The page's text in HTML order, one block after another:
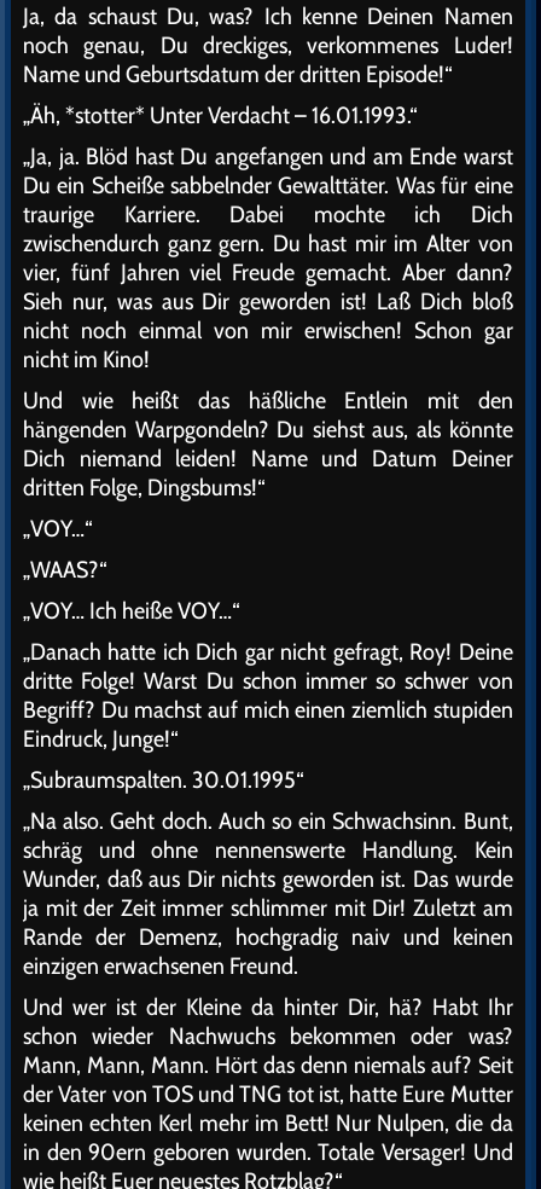
Ja, da schaust Du, was? Ich kenne Deinen Namen
noch genau, Du dreckiges, verkommenes Luder!
Name und Geburtsdatum der dritten Episode!“
„Äh, *stotter* Unter Verdacht – 16.01.1993.“
„Ja, ja. Blöd hast Du angefangen und am Ende warst
Du ein Scheiße sabbelnder Gewalttäter. Was für eine
traurige Karriere. Dabei mochte ich Dich
zwischendurch ganz gern. Du hast mir im Alter von
vier, fünf Jahren viel Freude gemacht. Aber dann?
Sieh nur, was aus Dir geworden ist! Laß Dich bloß
nicht noch einmal von mir erwischen! Schon gar
nicht im Kino!
Und wie heißt das häßliche Entlein mit den
hängenden Warpgondeln? Du siehst aus, als könnte
Dich niemand leiden! Name und Datum Deiner
dritten Folge, Dingsbums!“
„VOY…“
„WAAS?“
„VOY… Ich heiße VOY…“
„Danach hatte ich Dich gar nicht gefragt, Roy! Deine
dritte Folge! Warst Du schon immer so schwer von
Begriff? Du machst auf mich einen ziemlich stupiden
Eindruck, Junge!“
„Subraumspalten. 30.01.1995“
„Na also. Geht doch. Auch so ein Schwachsinn. Bunt,
schräg und ohne nennenswerte Handlung. Kein
Wunder, daß aus Dir nichts geworden ist. Das wurde
ja mit der Zeit immer schlimmer mit Dir! Zuletzt am
Rande der Demenz, hochgradig naiv und keinen
einzigen erwachsenen Freund.
Und wer ist der Kleine da hinter Dir, hä? Habt Ihr
schon wieder Nachwuchs bekommen oder was?
Mann, Mann, Mann. Hört das denn niemals auf? Seit
der Vater von TOS und TNG tot ist, hatte Eure Mutter
keinen echten Kerl mehr im Bett! Nur Nulpen, die da
in den 90ern geboren wurden. Totale Versager! Und
wie heißt Euer neuestes Rotzblag?“